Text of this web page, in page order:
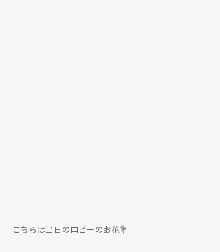
こちらは当日のロビーのお花💐